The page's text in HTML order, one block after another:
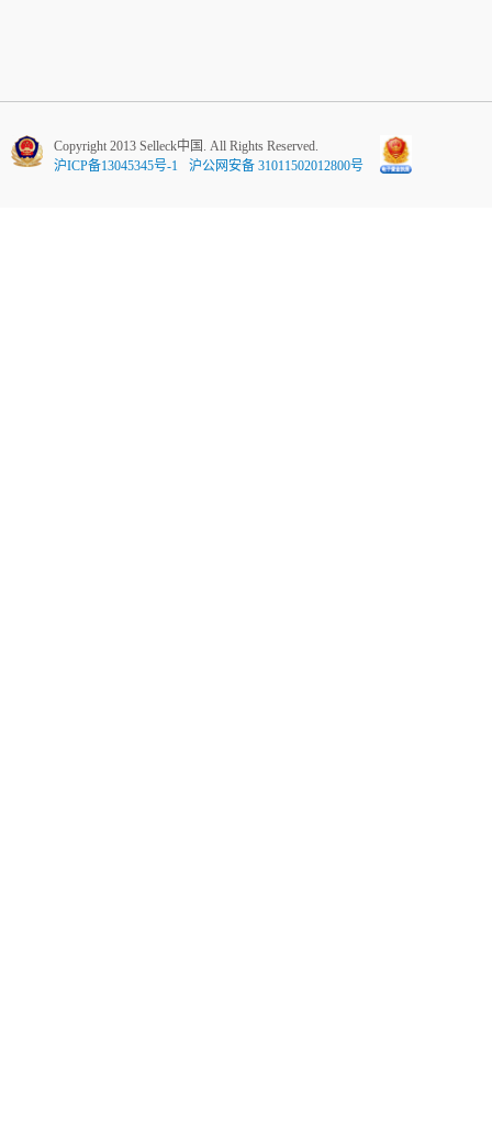
Copyright 2013 Selleck中国. All Rights Reserved.
沪ICP备13045345号-1
沪公网安备 31011502012800号